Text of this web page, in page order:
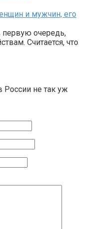
и мужчин, его
первую очередь,
Считается, что
России не так уж